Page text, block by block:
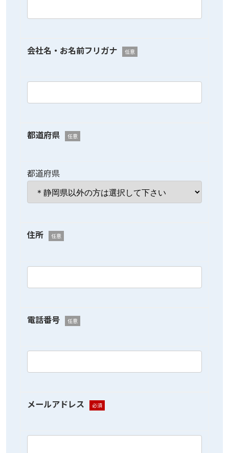
会社名・お名前フリガナ 任意
都道府県 任意
都道府県
住所 任意
電話番号 任意
メールアドレス 必須